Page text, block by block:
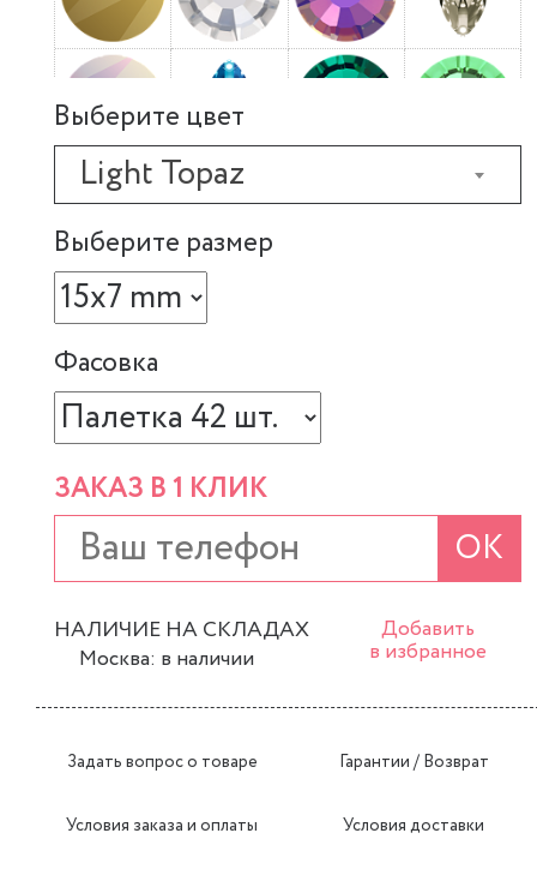
Выберите цвет
Light Topaz
Выберите размер
Фасовка
ЗАКАЗ В 1 КЛИК
ОК
НАЛИЧИЕ НА СКЛАДАХ
Москва: в наличии
Добавить
в избранное
Задать вопрос о товаре Гарантии / Возврат
Условия заказа и оплаты Условия доставки